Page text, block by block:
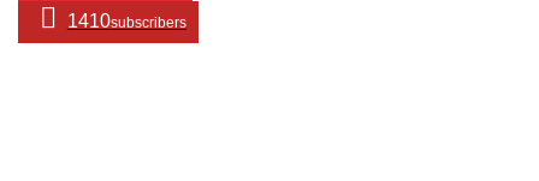
1410subscribers